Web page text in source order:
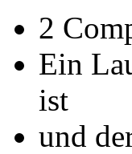
2
Ein
ist
und